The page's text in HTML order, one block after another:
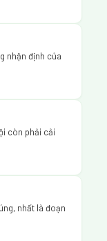
nhận định của
còn phải cải
nhất là đoạn